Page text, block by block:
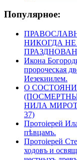
Популярное:
НИКОГДА
Икона
пророческая
Иезекиилем.
О
НИЛА
37)
Протоіерей
пѣвцамъ.
Протоіерей
ходовъ и